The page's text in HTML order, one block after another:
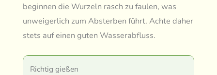
beginnen die Wurzeln rasch zu faulen, was
unweigerlich zum Absterben führt. Achte daher
stets auf einen guten Wasserabfluss.
Richtig gießen